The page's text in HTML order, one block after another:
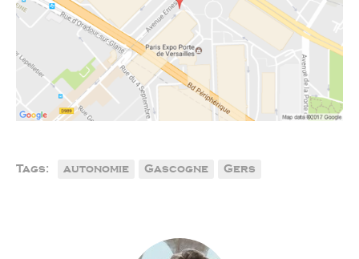
Tags: autonomie Gascogne Gers